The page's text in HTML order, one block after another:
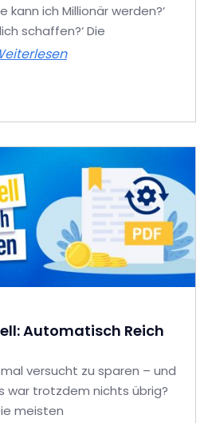
kann ich Millionär werden?‘
schaffen?‘ Die
Automatisch Reich
versucht zu sparen – und
war trotzdem nichts übrig?
meisten